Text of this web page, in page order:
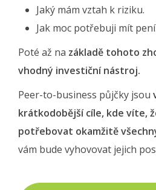
Jaký mám vztah k riziku.
Jak moc potřebuji mít
Poté až na základě tohoto
vhodný investiční nástroj.
Peer-to-business půjčky jsou
krátkodobější cíle, kde víte,
potřebovat okamžitě
vám bude vyhovovat jejich